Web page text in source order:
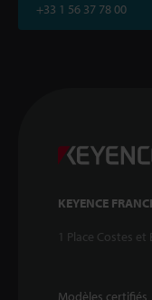
+33 1 56 37 78 00
KEYENCE
1 Place Costes
Modèles certifiés